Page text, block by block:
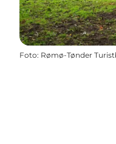
Foto: Rømø-Tønder